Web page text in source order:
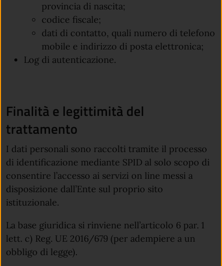
provincia di nascita;
codice fiscale;
dati di contatto, quali numero di telefono
mobile e indirizzo di posta elettronica;
Log di autenticazione.
Finalità e legittimità del
trattamento
I dati personali sono raccolti tramite il processo
di identificazione mediante SPID al solo scopo di
consentire l’accesso ai servizi on line messi a
disposizione dall’Ente sul proprio sito
istituzionale.
La base giuridica si rinviene nell’articolo 6 par. 1
lett. c) Reg. UE 2016/679 (per adempiere a un
obbligo di legge).